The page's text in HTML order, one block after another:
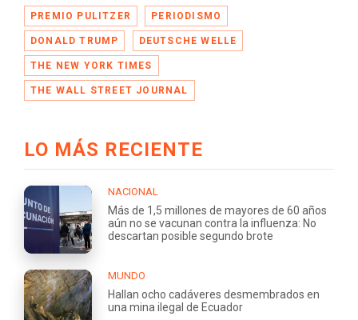
PREMIO PULITZER PERIODISMO
DONALD TRUMP DEUTSCHE WELLE
THE NEW YORK TIMES
THE WALL STREET JOURNAL
LO MÁS RECIENTE
NACIONAL
Más de 1,5 millones de mayores de 60 años
aún no se vacunan contra la influenza: No
descartan posible segundo brote
MUNDO
Hallan ocho cadáveres desmembrados en
una mina ilegal de Ecuador